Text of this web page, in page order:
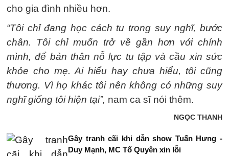
cho gia đình nhiều hơn.
“Tôi chỉ đang học cách tu trong suy nghĩ, bước
chân. Tôi chỉ muốn trở về gần hơn với chính
mình, để bản thân nỗ lực tu tập và cầu xin sức
khỏe cho mẹ. Ai hiểu hay chưa hiểu, tôi cũng
thương. Vì họ khác tôi nên không có những suy
nghĩ giống tôi hiện tại”, nam ca sĩ nói thêm.
NGỌC THANH
Gây tranh cãi khi dẫn show Tuấn Hưng -
Duy Mạnh, MC Tố Quyên xin lỗi